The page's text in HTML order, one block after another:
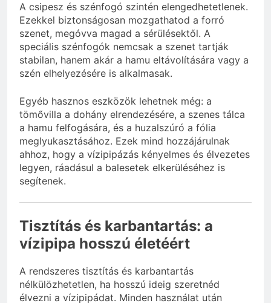
A csipesz és szénfogó szintén elengedhetetlenek.
Ezekkel biztonságosan mozgathatod a forró
szenet, megóvva magad a sérülésektől. A
speciális szénfogók nemcsak a szenet tartják
stabilan, hanem akár a hamu eltávolítására vagy a
szén elhelyezésére is alkalmasak.
Egyéb hasznos eszközök lehetnek még: a
tömővilla a dohány elrendezésére, a szenes tálca
a hamu felfogására, és a huzalszúró a fólia
meglyukasztásához. Ezek mind hozzájárulnak
ahhoz, hogy a vízipipázás kényelmes és élvezetes
legyen, ráadásul a balesetek elkerüléséhez is
segítenek.
Tisztítás és karbantartás: a
vízipipa hosszú életéért
A rendszeres tisztítás és karbantartás
nélkülözhetetlen, ha hosszú ideig szeretnéd
élvezni a vízipipádat. Minden használat után